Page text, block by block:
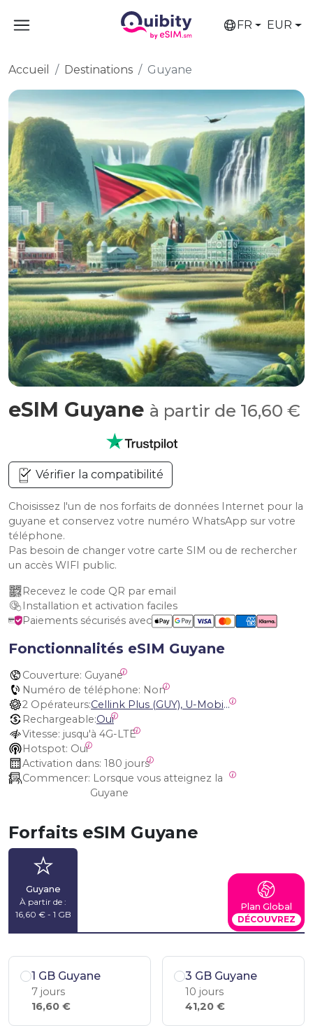
FR EUR
Accueil Destinations Guyane
eSIM Guyane à partir de 16,60 €
Vérifier la compatibilité
Choisissez l'un de nos forfaits de données Internet pour la
guyane et conservez votre numéro WhatsApp sur votre
téléphone.
Pas besoin de changer votre carte SIM ou de rechercher
un accès WIFI public.
Recevez le code QR par email
Installation et activation faciles
Paiements sécurisés avec
Fonctionnalités eSIM Guyane
Couverture: Guyane
Numéro de téléphone: Non
2 Opérateurs:
Cellink Plus (GUY), U-Mobile (GUY)
Rechargeable:Oui
Vitesse: jusqu'à 4G-LTE
Hotspot: Oui
Activation dans: 180 jours
Commencer:
Guyane
Forfaits eSIM Guyane
Guyane
À partir de :
16,60 € - 1 GB
Plan Global
DÉCOUVREZ
1 GB Guyane
7 jours
16,60 €
3 GB Guyane
10 jours
41,20 €